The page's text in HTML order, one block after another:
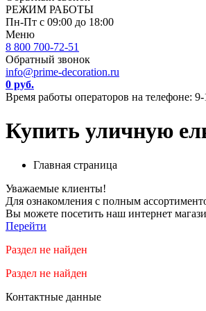
РЕЖИМ РАБОТЫ
Пн-Пт с 09:00 до 18:00
Меню
8 800 700-72-51
Обратный звонок
info@prime-decoration.ru
0 руб.
Время работы операторов на телефоне:
Купить уличную
Главная страница
Уважаемые клиенты!
Для ознакомления с полным
Вы можете посетить наш интернет
Перейти
Раздел не найден
Раздел не найден
Контактные данные